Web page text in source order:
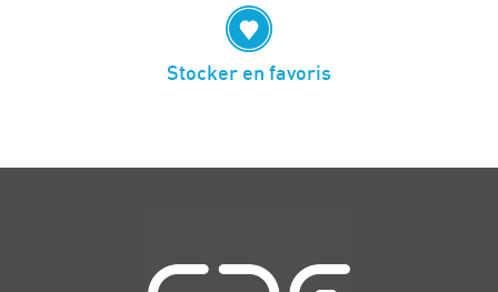
Stocker en favoris